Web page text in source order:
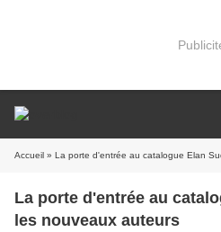
Accueil » La porte d'entrée au catalogue Elan
La porte d'entrée au
les nouveaux auteurs